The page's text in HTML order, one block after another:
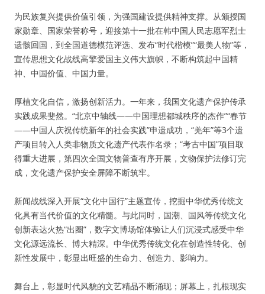
为民族复兴提供价值引领，为强国建设提供精神支撑。从颁授国
家勋章、国家荣誉称号，迎接第十一批在韩中国人民志愿军烈士
遗骸回国，到全国道德模范评选、发布“时代楷模”“最美人物”等，
宣传思想文化战线高擎爱国主义伟大旗帜，不断构筑起中国精
神、中国价值、中国力量。
厚植文化自信，激扬创新活力。一年来，我国文化遗产保护传承
实践成果斐然。“北京中轴线——中国理想都城秩序的杰作”“春节
——中国人庆祝传统新年的社会实践”申遗成功，“羌年”等3个遗
产项目转入人类非物质文化遗产代表作名录；“考古中国”项目取
得重大进展，第四次全国文物普查有序开展，文物保护法修订完
成，文化遗产保护安全屏障不断筑牢。
新闻战线深入开展“文化中国行”主题宣传，挖掘中华优秀传统文
化具有当代价值的文化精髓。与此同时，国潮、国风等传统文化
创新表达火热“出圈”，数字文博场馆体验让人们沉浸式感受中华
文化源远流长、博大精深。中华优秀传统文化在创造性转化、创
新性发展中，彰显出旺盛的生命力、创造力、影响力。
舞台上，彰显时代风貌的文艺精品不断涌现；屏幕上，扎根现实